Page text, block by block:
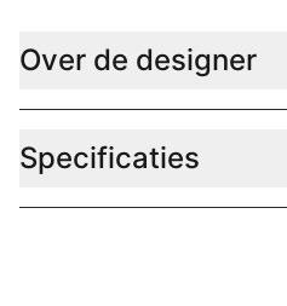
Over de designer
Specificaties